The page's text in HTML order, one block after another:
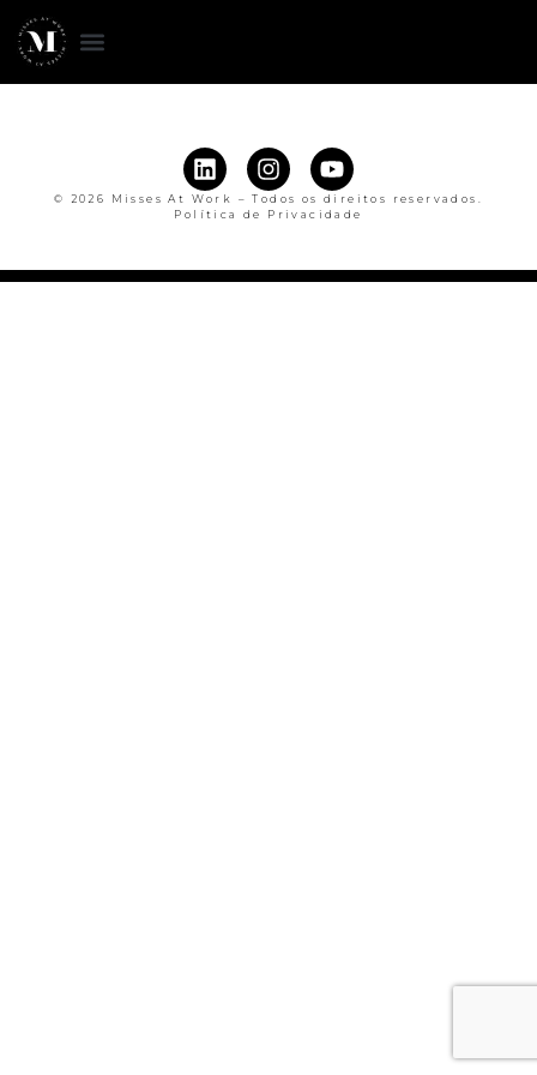
© 2026 Misses At Work – Todos os direitos reservados.
Política de Privacidade